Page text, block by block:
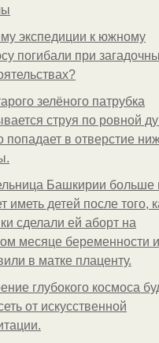
экспедиции к южному
погибали при
зелёного патрубка
струя по ровной
попадает в отверстие
Башкирии больше
иметь детей после того,
сделали ей аборт на
месяце беременности и
в матке плаценту.
глубокого космоса
от искусственной